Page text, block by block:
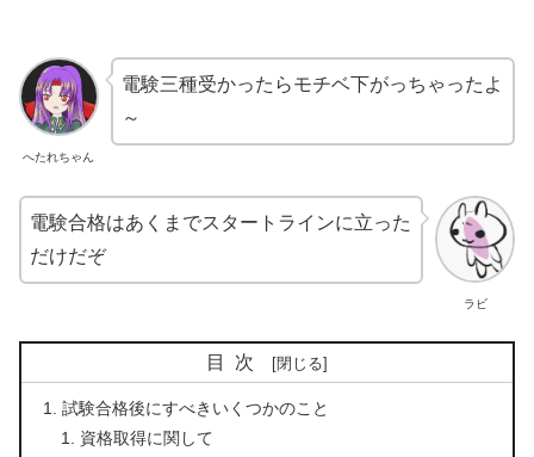
へたれちゃん
電験三種受かったらモチベ下がっちゃったよ
～
ラビ
電験合格はあくまでスタートラインに立った
だけだぞ
目次
試験合格後にすべきいくつかのこと
資格取得に関して